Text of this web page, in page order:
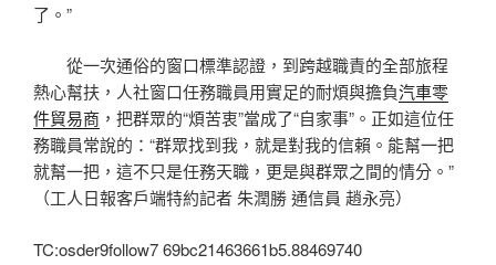
了。”
從一次通俗的窗口標準認證，到跨越職責的全部旅程
熱心幫扶，人社窗口任務職員用實足的耐煩與擔負汽車零
件貿易商 ，把群眾的“煩苦衷”當成了“自家事”。正如這位任
務職員常說的：“群眾找到我，就是對我的信賴。能幫一把
就幫一把，這不只是任務天職，更是與群眾之間的情分。”
（工人日報客戶端特約記者 朱潤勝 通信員 趙永亮）
TC:osder9follow7 69bc21463661b5.88469740